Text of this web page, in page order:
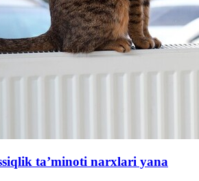
ta’minoti narxlari yana